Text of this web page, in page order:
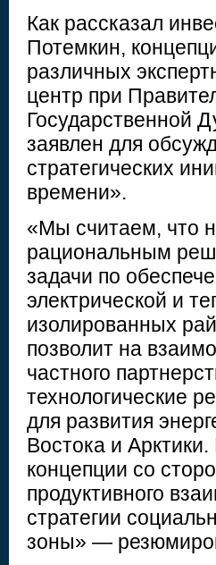
Как рассказал
Потемкин,
различных
центр при
Государственной
заявлен для
стратегических
времени».
«Мы считаем, что
рациональным
задачи по
электрической и
изолированных
позволит на
частного
технологические
для развития
Востока и
концепции со
продуктивного
стратегии
зоны» —